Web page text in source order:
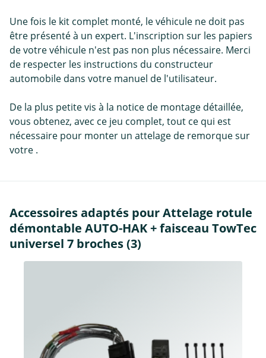
Une fois le kit complet monté, le véhicule ne doit pas
être présenté à un expert. L'inscription sur les papiers
de votre véhicule n'est pas non plus nécessaire. Merci
de respecter les instructions du constructeur
automobile dans votre manuel de l'utilisateur.
De la plus petite vis à la notice de montage détaillée,
vous obtenez, avec ce jeu complet, tout ce qui est
nécessaire pour monter un attelage de remorque sur
votre .
Accessoires adaptés pour Attelage rotule
démontable AUTO-HAK + faisceau TowTec
universel 7 broches (3)